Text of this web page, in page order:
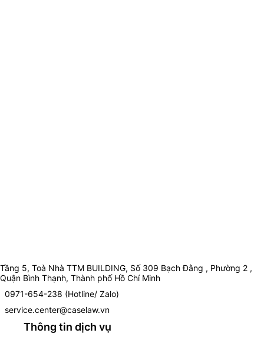
Tầng 5, Toà Nhà TTM BUILDING, Số 309 Bạch Đằng , Phường 2 ,
Quận Bình Thạnh, Thành phố Hồ Chí Minh
0971-654-238 (Hotline/ Zalo)
service.center@caselaw.vn
Thông tin dịch vụ